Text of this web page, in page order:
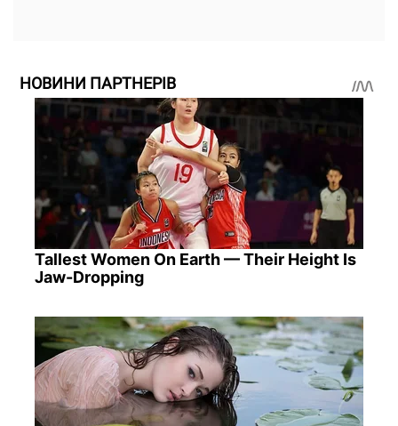
НОВИНИ ПАРТНЕРІВ
Tallest Women On Earth — Their Height Is
Jaw-Dropping